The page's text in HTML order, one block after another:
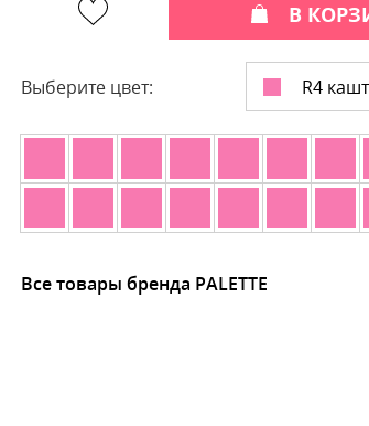
В
Выберите цвет: R4
Все товары бренда PALETTE